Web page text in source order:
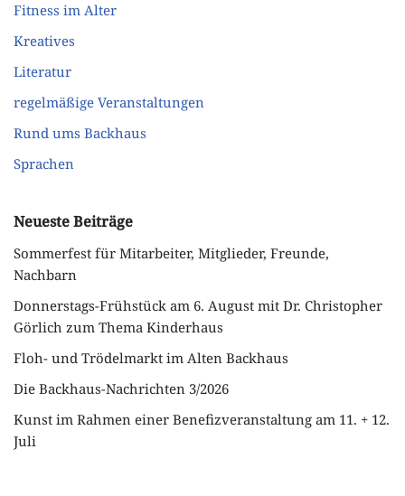
Fitness im Alter
Kreatives
Literatur
regelmäßige Veranstaltungen
Rund ums Backhaus
Sprachen
Neueste Beiträge
Sommerfest für Mitarbeiter, Mitglieder, Freunde,
Nachbarn
Donnerstags-Frühstück am 6. August mit Dr. Christopher
Görlich zum Thema Kinderhaus
Floh- und Trödelmarkt im Alten Backhaus
Die Backhaus-Nachrichten 3/2026
Kunst im Rahmen einer Benefizveranstaltung am 11. + 12.
Juli